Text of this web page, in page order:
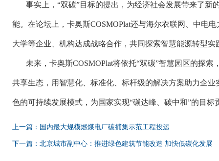
事实上，“双碳”目标的提出，为经济社会发展带来了新
能。在论坛上，卡奥斯COSMOPlat还与海尔衣联网、中电
大学等企业、机构达成战略合作，共同探索智慧能源转型实
未来，卡奥斯COSMOPlat将依托“双碳”智慧园区的探
共享生态，用智慧化、标准化、标杆级的解决方案助力企
色的可持续发展模式，为国家实现“碳达峰、碳中和”的目标
上一篇：国内最大规模燃煤电厂碳捕集示范工程投运
下一篇：北京城市副中心：推进绿色建筑节能改造 加快低碳化发展